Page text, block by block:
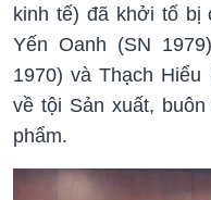
kinh tế) đã khởi tố bị
Yến Oanh (SN
1970) và Thạch Hiểu
về tội Sản xuất,
phẩm.